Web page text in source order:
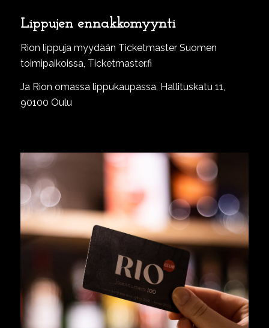
Lippujen ennakkomyynti
Rion lippuja myydään Ticketmaster Suomen
toimipaikoissa, Ticketmaster.fi
Ja Rion omassa lippukaupassa, Hallituskatu 11,
90100 Oulu